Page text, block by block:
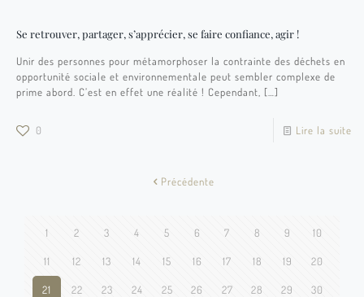
Se retrouver, partager, s’apprécier, se faire confiance, agir !
Unir des personnes pour métamorphoser la contrainte des déchets en
opportunité sociale et environnementale peut sembler complexe de
prime abord. C’est en effet une réalité ! Cependant, […]
0 Lire la suite
Précédente
1 2 3 4 5 6 7 8 9 10
11 12 13 14 15 16 17 18 19 20
21 22 23 24 25 26 27 28 29 30